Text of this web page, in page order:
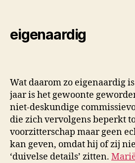
eigenaardig
Wat daarom zo eigenaardig
jaar is het gewoonte
niet-deskundige
die zich vervolgens beperkt
voorzitterschap maar geen
kan geven, omdat hij of zij
‘duivelse details’ zitten.